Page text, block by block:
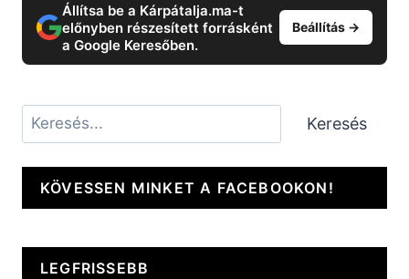
Állítsa be a Kárpátalja.ma-t
előnyben részesített forrásként
a Google Keresőben.
Beállítás →
Keresés Keresés
KÖVESSEN MINKET A FACEBOOKON!
LEGFRISSEBB